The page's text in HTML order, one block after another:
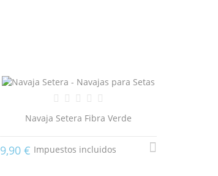
Navaja Setera Fibra Verde
9,90 € Impuestos incluidos